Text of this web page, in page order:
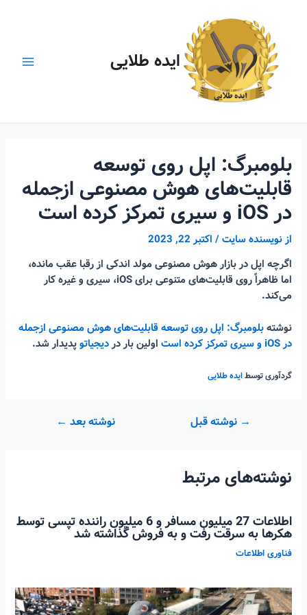
ایده طلایی
بلومبرگ: اپل روی توسعه
قابلیت‌های هوش مصنوعی ازجمله
در iOS و سیری تمرکز کرده است
ازنویسنده سایت/ اکتبر 22, 2023
اگرچه اپل در بازار هوش مصنوعی مولد اندکی از رقبا عقب مانده،
اما ظاهراً روی قابلیت‌های متنوعی برای iOS، سیری و غیره کار
می‌کند.
نوشتهبلومبرگ: اپل روی توسعه قابلیت‌های هوش مصنوعی ازجمله
در iOS و سیری تمرکز کرده است
اولین بار دردیجیاتوپدیدار شد.
گردآوری توسطایده طلایی
راهبری
→ نوشته قبل نوشته بعد ←
نوشته‌های مرتبط
اطلاعات 27 میلیون مسافر و 6 میلیون راننده تپسی توسط
هکرها به سرقت رفت و به فروش گذاشته شد
فناوری اطلاعات